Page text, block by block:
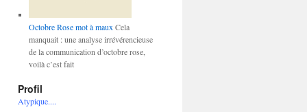
Octobre Rose mot à maux Cela
manquait : une analyse irrévérencieuse
de la communication d’octobre rose,
voilà c’est fait
Profil
Atypique....